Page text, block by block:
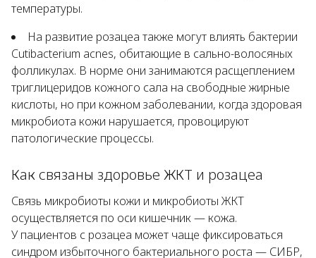
температуры.
На развитие розацеа также могут влиять бактерии
Cutibacterium acnes, обитающие в сально-волосяных
фолликулах. В норме они занимаются расщеплением
триглицеридов кожного сала на свободные жирные
кислоты, но при кожном заболевании, когда здоровая
микробиота кожи нарушается, провоцируют
патологические процессы.
Как связаны здоровье ЖКТ и розацеа
Связь микробиоты кожи и микробиоты ЖКТ
осуществляется по оси кишечник — кожа.
У пациентов с розацеа может чаще фиксироваться
синдром избыточного бактериального роста — СИБР,